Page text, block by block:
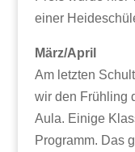
einer
März/April
Am letzten
wir den Frühling
Aula. Einige
Programm. Das